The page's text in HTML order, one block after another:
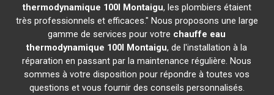
thermodynamique 100l Montaigu, les plombiers étaient
très professionnels et efficaces." Nous proposons une large
gamme de services pour votre chauffe eau
thermodynamique 100l Montaigu, de l'installation à la
réparation en passant par la maintenance régulière. Nous
sommes à votre disposition pour répondre à toutes vos
questions et vous fournir des conseils personnalisés.